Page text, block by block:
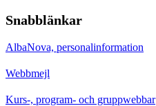
Snabblänkar
AlbaNova, personalinformation
Webbmejl
Kurs-, program- och gruppwebbar